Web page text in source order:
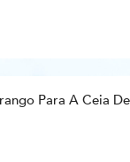
Para A Ceia